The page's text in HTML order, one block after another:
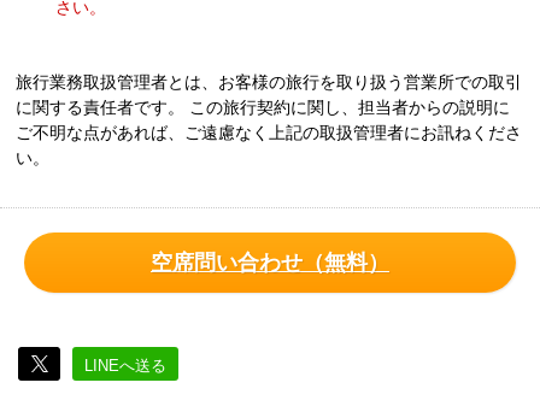
さい。
旅行業務取扱管理者とは、お客様の旅行を取り扱う営業所での取引
に関する責任者です。 この旅行契約に関し、担当者からの説明に
ご不明な点があれば、ご遠慮なく上記の取扱管理者にお訊ねくださ
い。
空席問い合わせ（無料）
LINEへ送る